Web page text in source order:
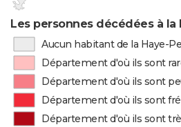
Les personnes décédées à la
Aucun habitant de la Haye-
Département d'où ils sont
Département d'où ils sont
Département d'où ils sont
Département d'où ils sont